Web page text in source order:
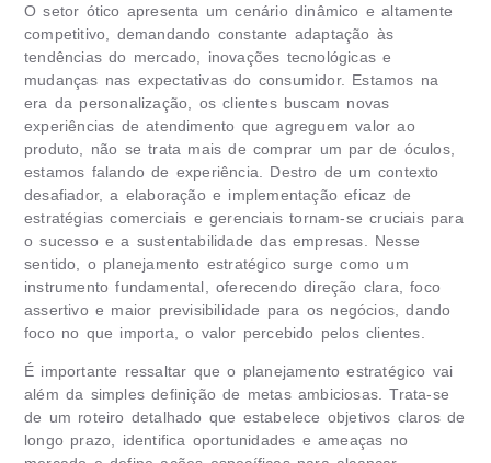
O setor ótico apresenta um cenário dinâmico e altamente
competitivo, demandando constante adaptação às
tendências do mercado, inovações tecnológicas e
mudanças nas expectativas do consumidor. Estamos na
era da personalização, os clientes buscam novas
experiências de atendimento que agreguem valor ao
produto, não se trata mais de comprar um par de óculos,
estamos falando de experiência. Destro de um contexto
desafiador, a elaboração e implementação eficaz de
estratégias comerciais e gerenciais tornam-se cruciais para
o sucesso e a sustentabilidade das empresas. Nesse
sentido, o planejamento estratégico surge como um
instrumento fundamental, oferecendo direção clara, foco
assertivo e maior previsibilidade para os negócios, dando
foco no que importa, o valor percebido pelos clientes.
É importante ressaltar que o planejamento estratégico vai
além da simples definição de metas ambiciosas. Trata-se
de um roteiro detalhado que estabelece objetivos claros de
longo prazo, identifica oportunidades e ameaças no